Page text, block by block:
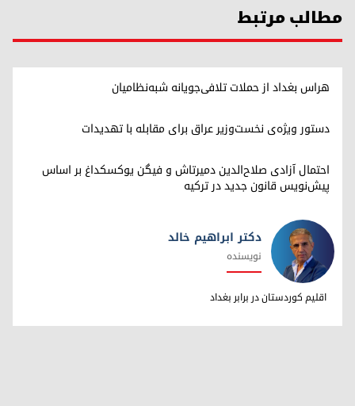
مطالب مرتبط
هراس بغداد از حملات تلافی‌جویانه شبه‌نظامیان
دستور ویژه‌ی نخست‌وزیر عراق برای مقابله با تهدیدات
احتمال آزادی صلاح‌الدین دمیرتاش و فیگن یوکسکداغ بر اساس
پیش‌نویس قانون جدید در ترکیه
دکتر ابراهیم خالد
دکتر ابراهیم خالد
نویسنده
اقلیم کوردستان در برابر بغداد